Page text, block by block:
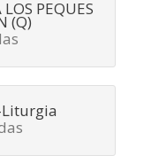
PEQUES
(Q)